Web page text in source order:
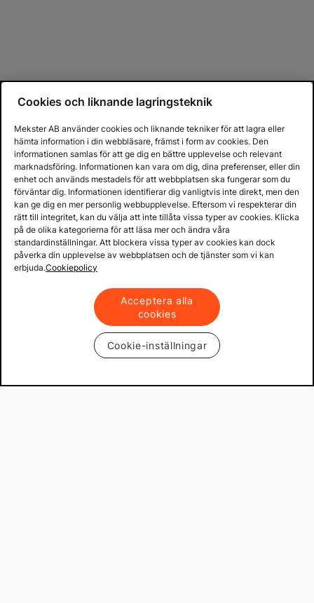
Cookies och liknande lagringsteknik
Mekster AB använder cookies och liknande tekniker för att lagra eller
hämta information i din webbläsare, främst i form av cookies. Den
informationen samlas för att ge dig en bättre upplevelse och relevant
marknadsföring. Informationen kan vara om dig, dina preferenser, eller din
enhet och används mestadels för att webbplatsen ska fungerar som du
förväntar dig. Informationen identifierar dig vanligtvis inte direkt, men den
kan ge dig en mer personlig webbupplevelse. Eftersom vi respekterar din
rätt till integritet, kan du välja att inte tillåta vissa typer av cookies. Klicka
på de olika kategorierna för att läsa mer och ändra våra
standardinställningar. Att blockera vissa typer av cookies kan dock
påverka din upplevelse av webbplatsen och de tjänster som vi kan
erbjuda.Cookiepolicy
Acceptera alla
cookies
Cookie-inställningar